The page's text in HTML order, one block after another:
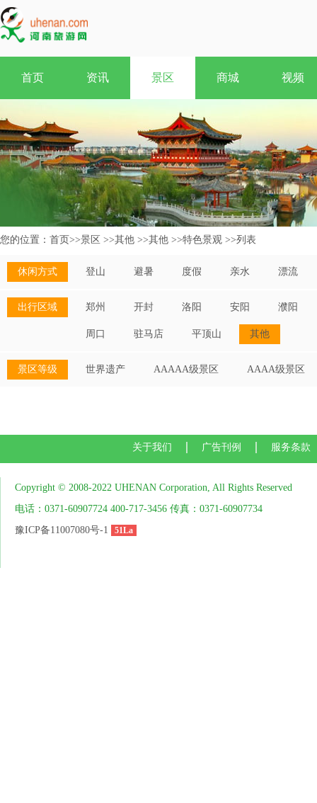
首页 资讯 景区 商城 视频
您的位置： 首页>>景区 >>其他 >>其他 >>特色景观 >>列表
休闲方式 登山 避暑 度假 亲水 漂流
出行区域 郑州 开封 洛阳 安阳 濮阳
周口 驻马店 平顶山 其他
景区等级 世界遗产 AAAAA级景区 AAAA级景区
关于我们 广告刊例 服务条款
Copyright © 2008-2022 UHENAN Corporation, All Rights Reserved
电话：0371-60907724 400-717-3456 传真：0371-60907734
豫ICP备11007080号-1
51La